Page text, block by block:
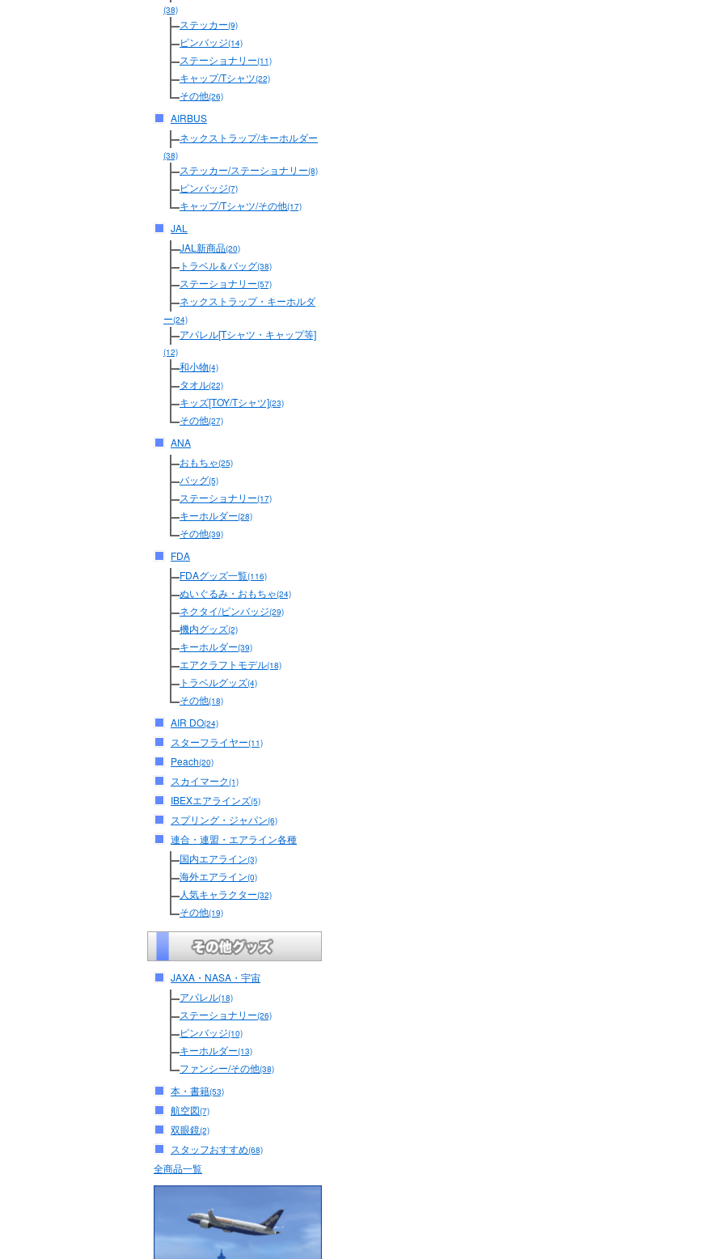
(38)
ステッカー(9)
ピンバッジ(14)
ステーショナリー(11)
キャップ/Tシャツ(22)
その他(26)
AIRBUS
ネックストラップ/キーホルダー
(38)
ステッカー/ステーショナリー(8)
ピンバッジ(7)
キャップ/Tシャツ/その他(17)
JAL
JAL新商品(20)
トラベル＆バッグ(38)
ステーショナリー(57)
ネックストラップ・キーホルダ
ー(24)
アパレル[Tシャツ・キャップ等]
(12)
和小物(4)
タオル(22)
キッズ[TOY/Tシャツ](23)
その他(27)
ANA
おもちゃ(25)
バッグ(5)
ステーショナリー(17)
キーホルダー(28)
その他(39)
FDA
FDAグッズ一覧(116)
ぬいぐるみ・おもちゃ(24)
ネクタイ/ピンバッジ(29)
機内グッズ(2)
キーホルダー(39)
エアクラフトモデル(18)
トラベルグッズ(4)
その他(18)
AIR DO(24)
スターフライヤー(11)
Peach(20)
スカイマーク(1)
IBEXエアラインズ(5)
スプリング・ジャパン(6)
連合・連盟・エアライン各種
国内エアライン(3)
海外エアライン(0)
人気キャラクター(32)
その他(19)
JAXA・NASA・宇宙
アパレル(18)
ステーショナリー(26)
ピンバッジ(10)
キーホルダー(13)
ファンシー/その他(38)
本・書籍(53)
航空図(7)
双眼鏡(2)
スタッフおすすめ(68)
全商品一覧